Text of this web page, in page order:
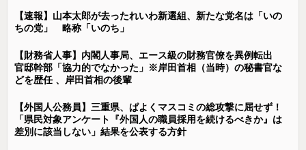
【速報】山本太郎が去ったれいわ新選組、新たな党名は「いの
ちの党」 略称「いのち」
【財務省人事】内閣人事局、エース級の財務官僚を異例転出
官邸幹部「協力的でなかった」※岸田首相（当時）の秘書官な
どを歴任 、岸田首相の後輩
【外国人公務員】三重県、ぱよくマスコミの総攻撃に屈せず！
「県民対象アンケート『外国人の職員採用を続けるべきか』は
差別に該当しない」結果を公表する方針